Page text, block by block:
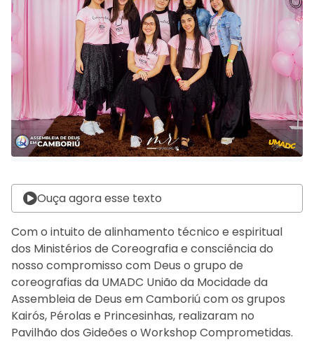
Ouça agora esse texto
Com o intuito de alinhamento técnico e espiritual
dos Ministérios de Coreografia e consciência do
nosso compromisso com Deus o grupo de
coreografias da UMADC União da Mocidade da
Assembleia de Deus em Camboriú com os grupos
Kairós, Pérolas e Princesinhas, realizaram no
Pavilhão dos Gideões o Workshop Comprometidas.